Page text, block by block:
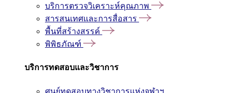
บริการตรวจวิเคราะห์คุณภาพ
สารสนเทศและการสื่อสาร
พื้นที่สร้างสรรค์
พิพิธภัณฑ์
บริการทดสอบและวิชาการ
ศูนย์ทดสอบทางวิชาการแห่งจุฬาฯ